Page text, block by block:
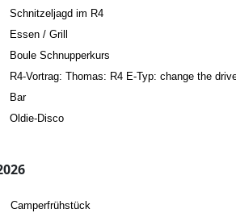
Schnitzeljagd im R4
Essen / Grill
Boule Schnupperkurs
R4-Vortrag: Thomas: R4 E-Typ: change the
Bar
Oldie-Disco
Camperfrühstück